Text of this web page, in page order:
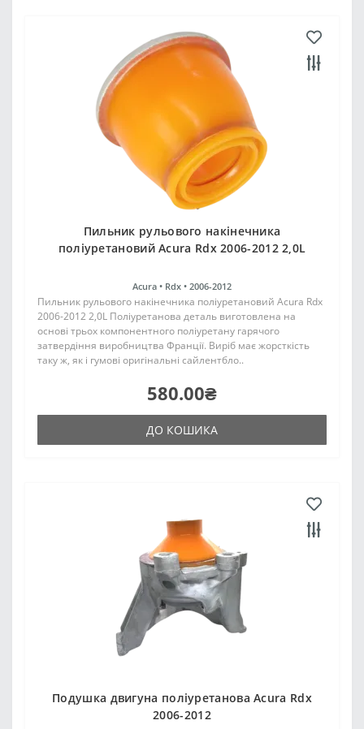
Пильник рульового накінечника
поліуретановий Acura Rdx 2006-2012 2,0L
Acura • Rdx • 2006-2012
Пильник рульового накінечника поліуретановий Acura Rdx
2006-2012 2,0L Поліуретанова деталь виготовлена на
основі трьох компонентного поліуретану гарячого
затвердіння виробництва Франції. Виріб має жорсткість
таку ж, як і гумові оригінальні сайлентбло..
580.00₴
ДО КОШИКА
Подушка двигуна поліуретанова Acura Rdx
2006-2012